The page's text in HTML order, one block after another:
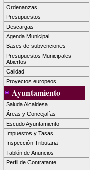
Ordenanzas
Presupuestos
Descargas
Agenda Municipal
Bases de subvenciones
Presupuestos Municipales
Abiertos
Calidad
Proyectos europeos
Ayuntamiento
Saluda Alcaldesa
Áreas y Concejalías
Escudo Ayuntamiento
Impuestos y Tasas
Inspección Tributaria
Tablón de Anuncios
Perfil de Contratante